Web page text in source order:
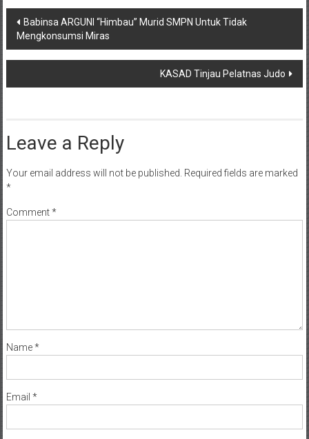
Post
navigation
Babinsa ARGUNI “Himbau” Murid SMPN Untuk Tidak
Mengkonsumsi Miras
KASAD Tinjau Pelatnas Judo
Leave a Reply
Your email address will not be published. Required fields are marked
*
Comment*
Name*
Email *